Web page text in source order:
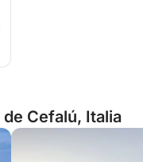
Cefalú, Italia